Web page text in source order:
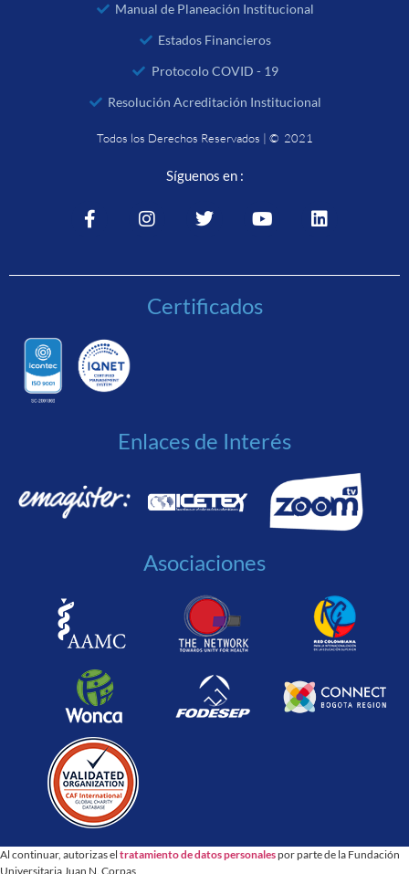
Manual de Planeación Institucional
Estados Financieros
Protocolo COVID - 19
Resolución Acreditación Institucional
Todos los Derechos Reservados | © 2021
Síguenos en :
Certificados
Enlaces de Interés
Asociaciones
Al continuar, autorizas el tratamiento de datos personalespor parte de la Fundación
Universitaria Juan N. Corpas